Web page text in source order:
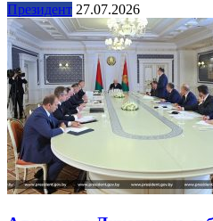
Президент 27.07.2026